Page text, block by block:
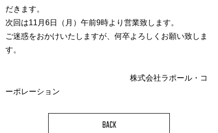
だきます。
次回は11月6日（月）午前9時より営業致します。
ご迷惑をおかけいたしますが、何卒よろしくお願い致しま
す。
株式会社ラポール・コ
ーポレーション
BACK